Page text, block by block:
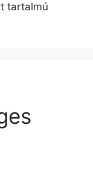
tartalmú